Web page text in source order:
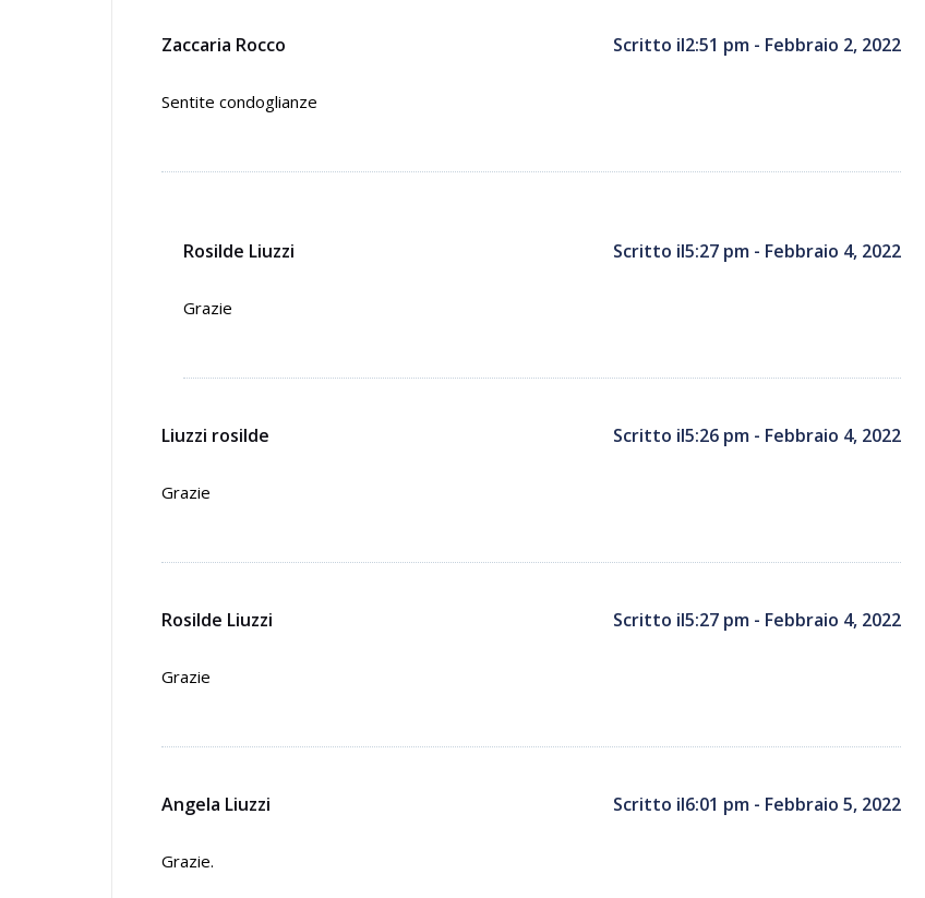
Zaccaria Rocco Scritto il2:51 pm - Febbraio 2, 2022
Sentite condoglianze
Rosilde Liuzzi Scritto il5:27 pm - Febbraio 4, 2022
Grazie
Liuzzi rosilde Scritto il5:26 pm - Febbraio 4, 2022
Grazie
Rosilde Liuzzi Scritto il5:27 pm - Febbraio 4, 2022
Grazie
Angela Liuzzi Scritto il6:01 pm - Febbraio 5, 2022
Grazie.